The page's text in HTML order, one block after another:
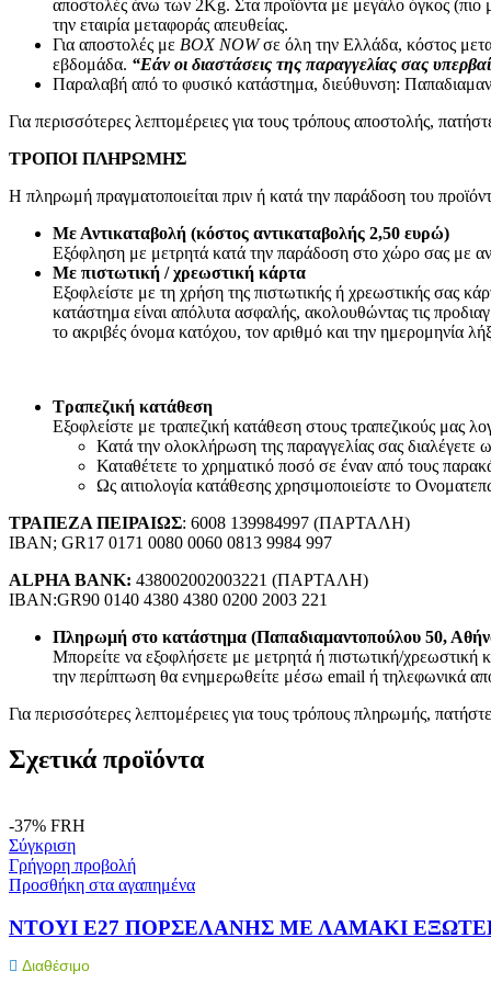
RCA
Canon Speakon
BNC
Καλώδια Ηχείων
Εικόνα – Ήχος
Ηχοσυστήματα Αυτοκινήτου
Τηλεφωνία
Σταθερή Τηλεφωνία
Επιτραπέζιες Συσκευές
Ασύρματες Συσκευές
Ακουστικά σταθερής τηλεφωνίας
Καλώδια Δικτύου
Αντάπτορες
Splitters – Φίλτρα
Πρίζες Τηλεφώνου
Κινητή Τηλεφωνία
Αξεσουάρ Κινητών Original
Καλώδια Φόρτισης Κινητών
Hands Free
Bluetooth Ακουστικά
Smartwatches
Power Bank
Κινητή Τηλεφωνία
Φορτιστές Κινητών
Φορτιστές Αυτοκινήτου USB
Μετατροπείς
Βάσεις Στήριξης
Διάφορα Αξεσουάρ
Συστήματα οπτικών ινών
Εξαρτήματα οπτικών ινών
Ηλεκτρονικά
Φωτοβολταϊκά
Πυκνωτές
Κλιματιστικών – Air Conditioner
αποστολές άνω των 2Κg. Στα προϊόντα με μεγάλο όγκος
την εταιρία μεταφοράς απευθείας.
Για αποστολές με BOX NOWσε όλη την Ελλάδα, κόστος
εβδομάδα. “Εάν οι διαστάσεις της παραγγελίας σας
Παραλαβή από το φυσικό κατάστημα, διεύθυνση:
Για περισσότερες λεπτομέρειες για τους τρόπους αποστολής,
ΤΡΟΠΟΙ ΠΛΗΡΩΜΗΣ
Η πληρωμή πραγματοποιείται πριν ή κατά την παράδοση του
Με Αντικαταβολή (κόστος αντικαταβολής 2,50 ευρώ)
Εξόφληση με μετρητά κατά την παράδοση στο χώρο σας με
Με πιστωτική / χρεωστική κάρτα
Εξοφλείστε με τη χρήση της πιστωτικής ή χρεωστικής σας
κατάστημα είναι απόλυτα ασφαλής, ακολουθώντας τις
το ακριβές όνομα κατόχου, τον αριθμό και την ημερομηνία
Τραπεζική κατάθεση
Εξοφλείστε με τραπεζική κατάθεση στους τραπεζικούς μας
Κατά την ολοκλήρωση της παραγγελίας σας
Καταθέτετε το χρηματικό ποσό σε έναν από τους
Ως αιτιολογία κατάθεσης χρησιμοποιείστε το
ΤΡΑΠΕΖΑ ΠΕΙΡΑΙΩΣ: 6008 139984997 (ΠΑΡΤΑΛΗ)
IBAN; GR17 0171 0080 0060 0813 9984 997
ALPHA BANK: 438002002003221 (ΠΑΡΤΑΛΗ)
IBAN:GR90 0140 4380 4380 0200 2003 221
Πληρωμή στο κατάστημα (Παπαδιαμαντοπούλου 50,
Μπορείτε να εξοφλήσετε με μετρητά ή πιστωτική/
την περίπτωση θα ενημερωθείτε μέσω email ή τηλεφωνικά
Για περισσότερες λεπτομέρειες για τους τρόπους πληρωμής,
Σχετικά προϊόντα
-37% FRH
Σύγκριση
Γρήγορη προβολή
Προσθήκη στα αγαπημένα
ΝΤΟΥΙ E27 ΠΟΡΣΕΛΑΝΗΣ ΜΕ ΛΑΜΑΚΙ
Διαθέσιμο